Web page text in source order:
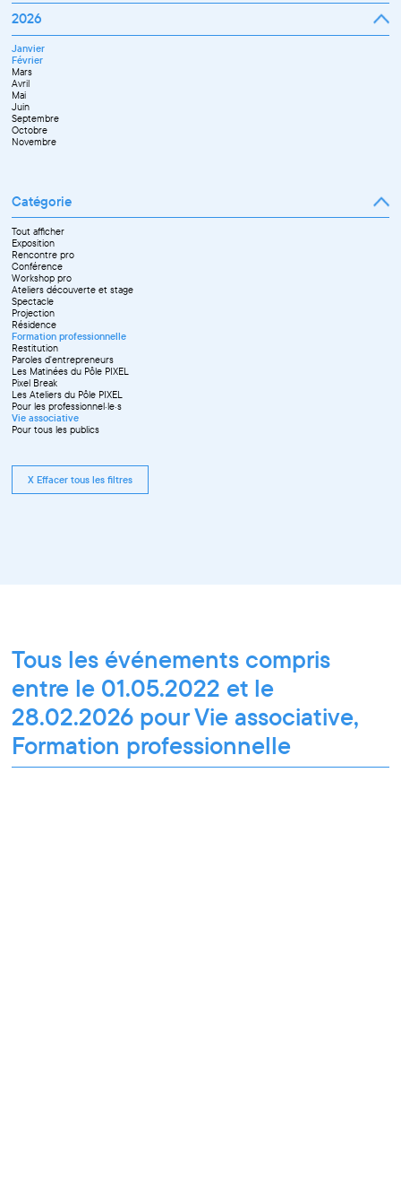
Septembre
Octobre
Novembre
Décembre
Mars
Avril
Juin
Juillet
Septembre
Novembre
Décembre
Janvier
Mars
Avril
Mai
Juin
Juillet
Septembre
Octobre
Novembre
Décembre
2026
Janvier
Février
Mars
Avril
Mai
Juin
Septembre
Octobre
Novembre
Catégorie
Tout afficher
Exposition
Rencontre pro
Conférence
Workshop pro
Ateliers découverte et stage
Spectacle
Projection
Résidence
Formation professionnelle
Restitution
Paroles d'entrepreneurs
Les Matinées du Pôle PIXEL
Pixel Break
Les Ateliers du Pôle PIXEL
Pour les professionnel·le·s
Vie associative
Pour tous les publics
X Effacer tous les filtres
Tous les événements compris
entre le 01.05.2022 et le
28.02.2026 pour Vie associative,
Formation professionnelle